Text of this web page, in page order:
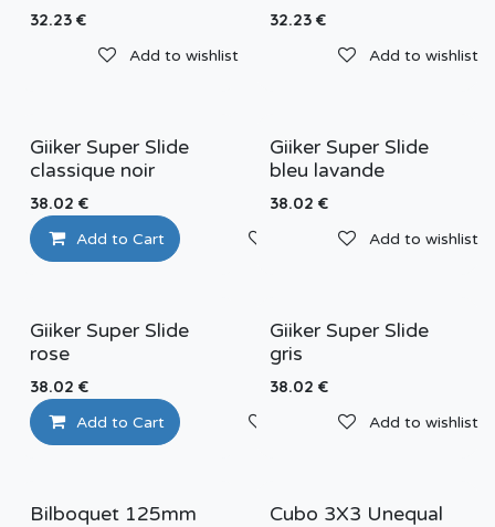
32.23 €
Add to wishlist
32.23€
Add to wishlist
Giiker Super Slide
classique noir
38.02 €
Add to Cart Add to wishlist
Giiker Super Slide
bleu lavande
38.02 €
Add to wishlist
Giiker Super Slide
rose
38.02 €
Add to Cart Add to wishlist
Giiker Super Slide
gris
38.02 €
Add to wishlist
Bilboquet 125mm Cubo 3X3 Unequal